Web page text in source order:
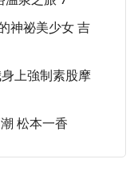
神祕美少女 吉
上強制素股摩
松本一香